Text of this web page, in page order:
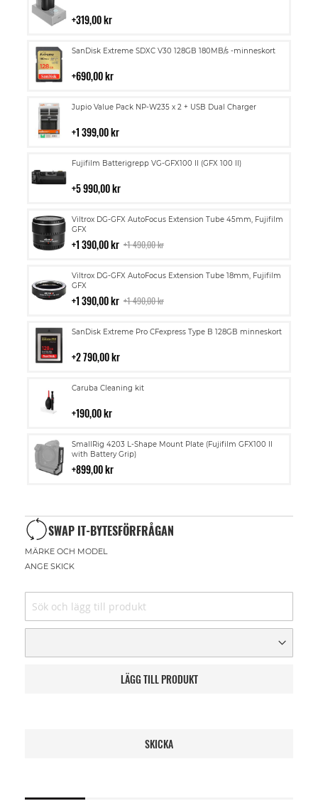
319,00 kr
i
SanDisk Extreme SDXC V30 128GB 180MB/s -minneskort
690,00 kr
Lägg
i
Jupio Value Pack NP-W235 x 2 + USB Dual Charger
1 399,00 kr
Lägg
i
Fujifilm Batterigrepp VG-GFX100 II (GFX 100 II)
5 990,00 kr
Lägg
i
Viltrox DG-GFX AutoFocus Extension Tube 45mm, Fujifilm
GFX
1 390,00 kr 1 490,00 kr
Lägg
till
i
Viltrox DG-GFX AutoFocus Extension Tube 18mm, Fujifilm
GFX
1 390,00 kr 1 490,00 kr
Lägg
till
i
SanDisk Extreme Pro CFexpress Type B 128GB minneskort
2 790,00 kr
Lägg
i
Caruba Cleaning kit
190,00 kr
Lägg
i
SmallRig 4203 L-Shape Mount Plate (Fujifilm GFX100 II
with Battery Grip)
899,00 kr
Lägg
till
i
SWAP IT-BYTESFÖRFRÅGAN
MÄRKE OCH MODEL
ANGE SKICK
LÄGG TILL PRODUKT
SKICKA